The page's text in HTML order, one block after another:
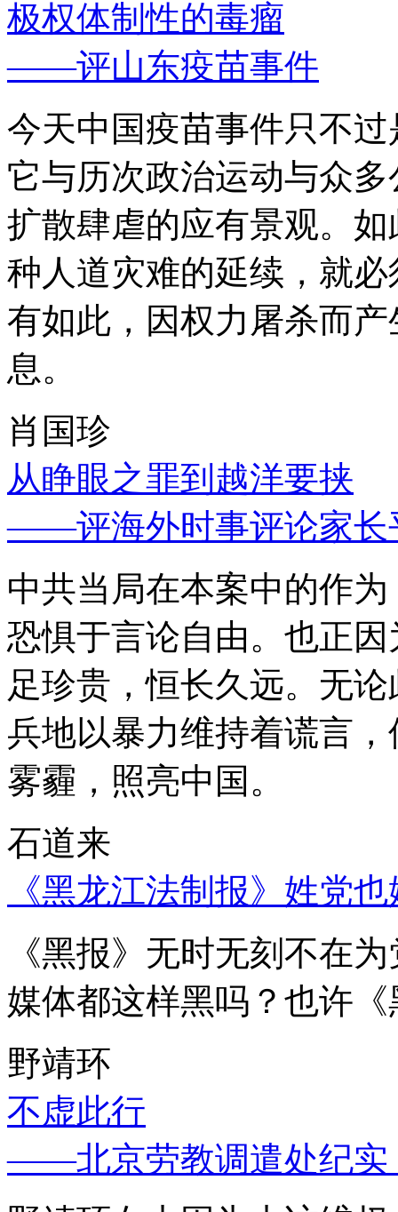
极权体制性的毒瘤
——评山东疫苗事件
今天中国疫苗事件只不
它与历次政治运动与众
扩散肆虐的应有景观。
种人道灾难的延续，就
有如此，因权力屠杀而
息。
肖国珍
从睁眼之罪到越洋要挟
——评海外时事评论家长
中共当局在本案中的作
恐惧于言论自由。也正
足珍贵，恒长久远。无
兵地以暴力维持着谎言
雾霾，照亮中国。
石道来
《黑龙江法制报》姓党
《黑报》无时无刻不在
媒体都这样黑吗？也许
野靖环
不虚此行
——北京劳教调遣处纪实